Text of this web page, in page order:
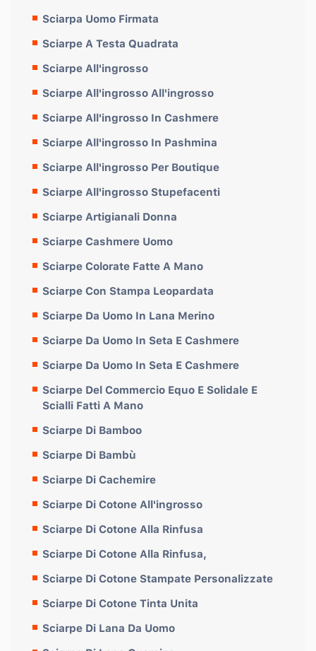
Sciarpa Uomo Firmata
Sciarpe A Testa Quadrata
Sciarpe All'ingrosso
Sciarpe All'ingrosso All'ingrosso
Sciarpe All'ingrosso In Cashmere
Sciarpe All'ingrosso In Pashmina
Sciarpe All'ingrosso Per Boutique
Sciarpe All'ingrosso Stupefacenti
Sciarpe Artigianali Donna
Sciarpe Cashmere Uomo
Sciarpe Colorate Fatte A Mano
Sciarpe Con Stampa Leopardata
Sciarpe Da Uomo In Lana Merino
Sciarpe Da Uomo In Seta E Cashmere
Sciarpe Da Uomo In Seta E Cashmere
Sciarpe Del Commercio Equo E Solidale E
Scialli Fatti A Mano
Sciarpe Di Bamboo
Sciarpe Di Bambù
Sciarpe Di Cachemire
Sciarpe Di Cotone All'ingrosso
Sciarpe Di Cotone Alla Rinfusa
Sciarpe Di Cotone Alla Rinfusa,
Sciarpe Di Cotone Stampate Personalizzate
Sciarpe Di Cotone Tinta Unita
Sciarpe Di Lana Da Uomo